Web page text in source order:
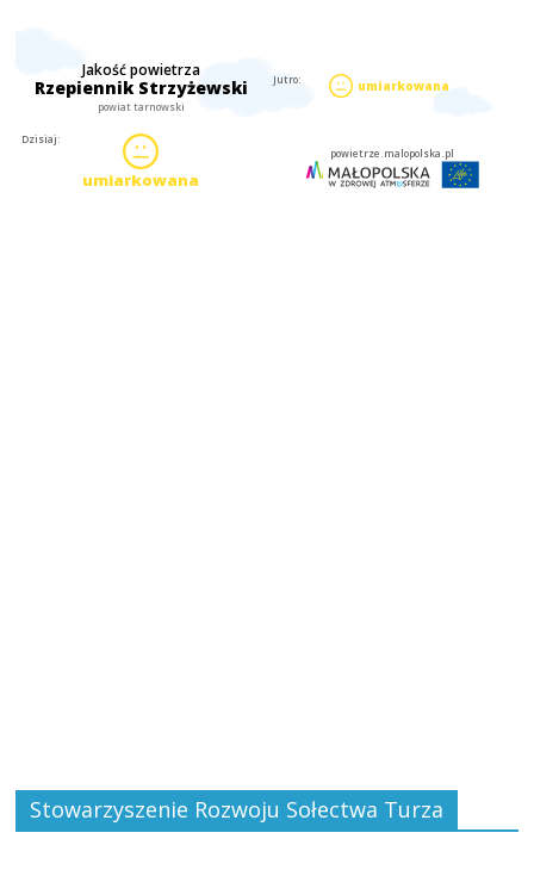
Stowarzyszenie Rozwoju Sołectwa Turza